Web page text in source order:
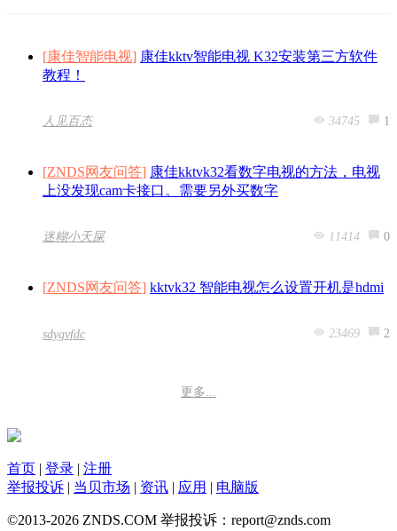
[康佳智能电视] 康佳kktv智能电视 K32安装第三方软件
教程！
人见百态 34745 1
[ZNDS网友问答] 康佳kktvk32看数字电视的方法，电视
上没发现cam卡接口。需要另外买数字
迷糊小天屎 11414 0
[ZNDS网友问答] kktvk32 智能电视怎么设置开机是hdmi
sdygvfdc 23469 2
更多...
首页 | 登录 | 注册
举报投诉 | 当贝市场 | 资讯 | 应用 | 电脑版
©2013-2026 ZNDS.COM 举报投诉：report@znds.com